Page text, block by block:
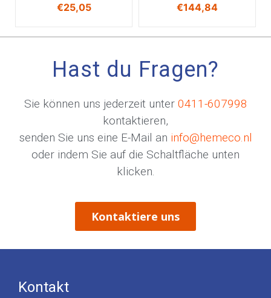
€25,05 €144,84
Hast du Fragen?
Sie können uns jederzeit unter 0411-607998
kontaktieren,
senden Sie uns eine E-Mail an info@hemeco.nl
oder indem Sie auf die Schaltfläche unten
klicken.
Kontaktiere uns
Kontakt